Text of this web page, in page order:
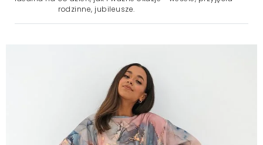
rodzinne, jubileusze.